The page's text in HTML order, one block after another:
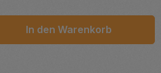
Wert
In den Warenkorb